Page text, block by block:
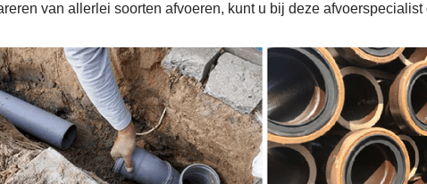
van allerlei soorten afvoeren, kunt u bij deze